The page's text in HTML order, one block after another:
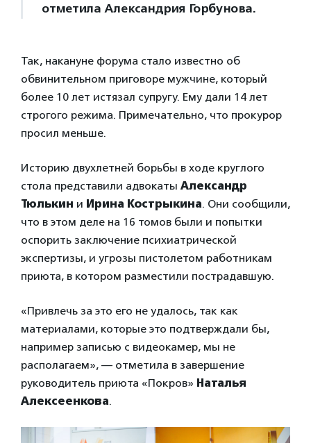
отметила Александрия Горбунова.
Так, накануне форума стало известно об
обвинительном приговоре мужчине, который
более 10 лет истязал супругу. Ему дали 14 лет
строгого режима. Примечательно, что прокурор
просил меньше.
Историю двухлетней борьбы в ходе круглого
стола представили адвокаты Александр
Тюлькин и Ирина Кострыкина. Они сообщили,
что в этом деле на 16 томов были и попытки
оспорить заключение психиатрической
экспертизы, и угрозы пистолетом работникам
приюта, в котором разместили пострадавшую.
«Привлечь за это его не удалось, так как
материалами, которые это подтверждали бы,
например записью с видеокамер, мы не
располагаем», — отметила в завершение
руководитель приюта «Покров» Наталья
Алексеенкова.